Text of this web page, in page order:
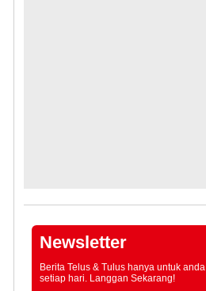
Newsletter
Berita Telus & Tulus hanya untuk anda
setiap hari. Langgan Sekarang!